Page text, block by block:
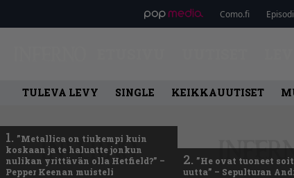
Como.fi
TULEVA LEVY SINGLE KEIKKAUUTISET
1. ”Metallica on tiukempi kuin
koskaan ja te haluatte jonkun
nulikan yrittävän olla Hetfield?” –
Pepper Keenan muisteli
2. ”He ovat tuoneet
uutta” – Sepulturan